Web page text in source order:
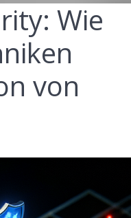
Wie
von